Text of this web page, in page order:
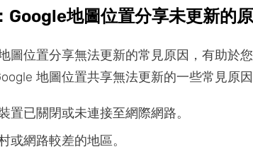
Google地圖位置分享未更新的
圖位置分享無法更新的常見原因，有助於
地圖位置共享無法更新的一些常見原因
置已關閉或未連接至網際網路。
或網路較差的地區。